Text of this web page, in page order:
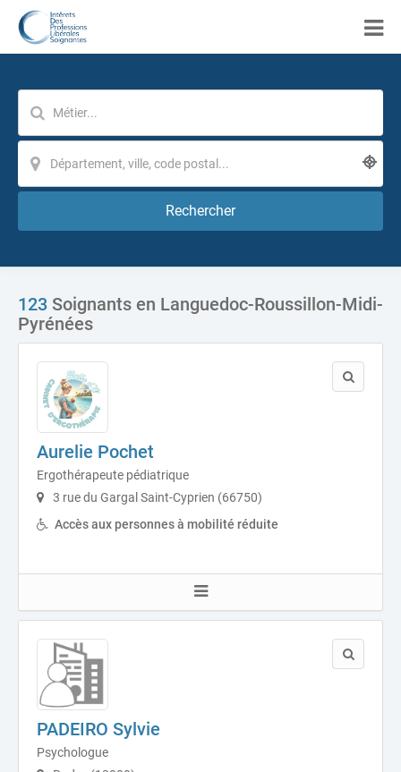
Rechercher
123 Soignants en Languedoc-Roussillon-Midi-
Pyrénées
Aurelie Pochet
Ergothérapeute pédiatrique
3 rue du Gargal Saint-Cyprien (66750)
Accès aux personnes à mobilité réduite
PADEIRO Sylvie
Psychologue